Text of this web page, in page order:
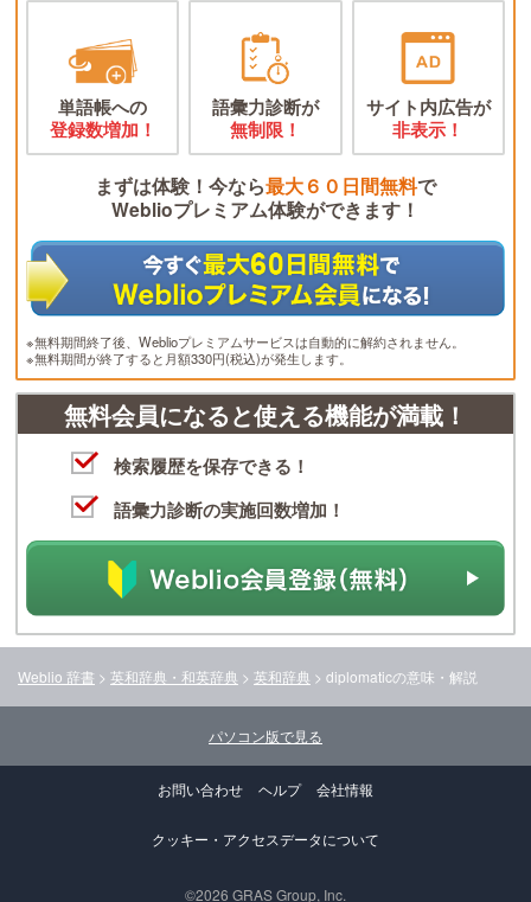
単語帳への
登録数増加！
語彙力診断が
無制限！
サイト内広告が
非表示！
まずは体験！今なら最大６０日間無料で
Weblioプレミアム体験ができます！
※無料期間終了後、Weblioプレミアムサービスは自動的に解約されません。
※無料期間が終了すると月額330円(税込)が発生します。
無料会員になると使える機能が満載！
検索履歴を保存できる！
語彙力診断の実施回数増加！
Weblio 辞書 > 英和辞典・和英辞典 > 英和辞典 > diplomaticの意味・解説
パソコン版で見る
お問い合わせ ヘルプ 会社情報
クッキー・アクセスデータについて
©2026 GRAS Group, Inc.